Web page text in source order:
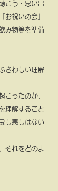
こう・思い出
お祝いの会」
み物等を準備
さわしい理解
こったのか、
理解すること
し悪しはない
それをどのよ